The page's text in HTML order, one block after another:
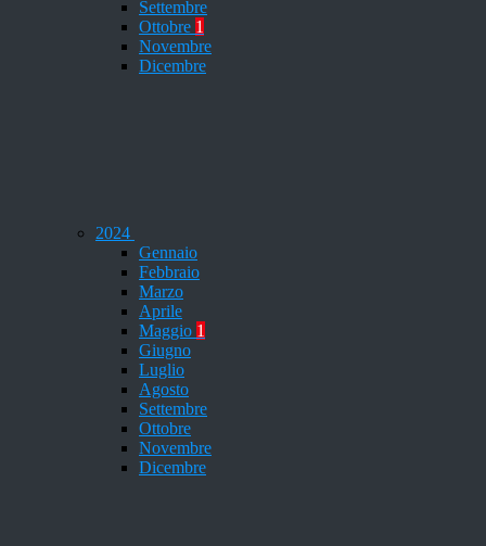
Settembre
Ottobre 1
Novembre
Dicembre
2024
Gennaio
Febbraio
Marzo
Aprile
Maggio 1
Giugno
Luglio
Agosto
Settembre
Ottobre
Novembre
Dicembre